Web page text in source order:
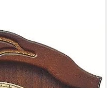
Holzgehäuse, Buche
in Germany)